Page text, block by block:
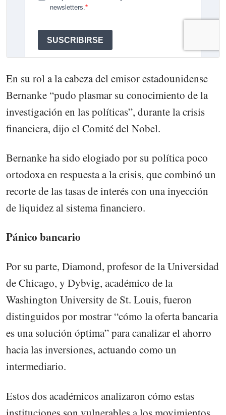
En su rol a la cabeza del emisor estadounidense
Bernanke “pudo plasmar su conocimiento de la
investigación en las políticas”, durante la crisis
financiera, dijo el Comité del Nobel.
Bernanke ha sido elogiado por su política poco
ortodoxa en respuesta a la crisis, que combinó un
recorte de las tasas de interés con una inyección
de liquidez al sistema financiero.
Pánico bancario
Por su parte, Diamond, profesor de la Universidad
de Chicago, y Dybvig, académico de la
Washington University de St. Louis, fueron
distinguidos por mostrar “cómo la oferta bancaria
es una solución óptima” para canalizar el ahorro
hacia las inversiones, actuando como un
intermediario.
Estos dos académicos analizaron cómo estas